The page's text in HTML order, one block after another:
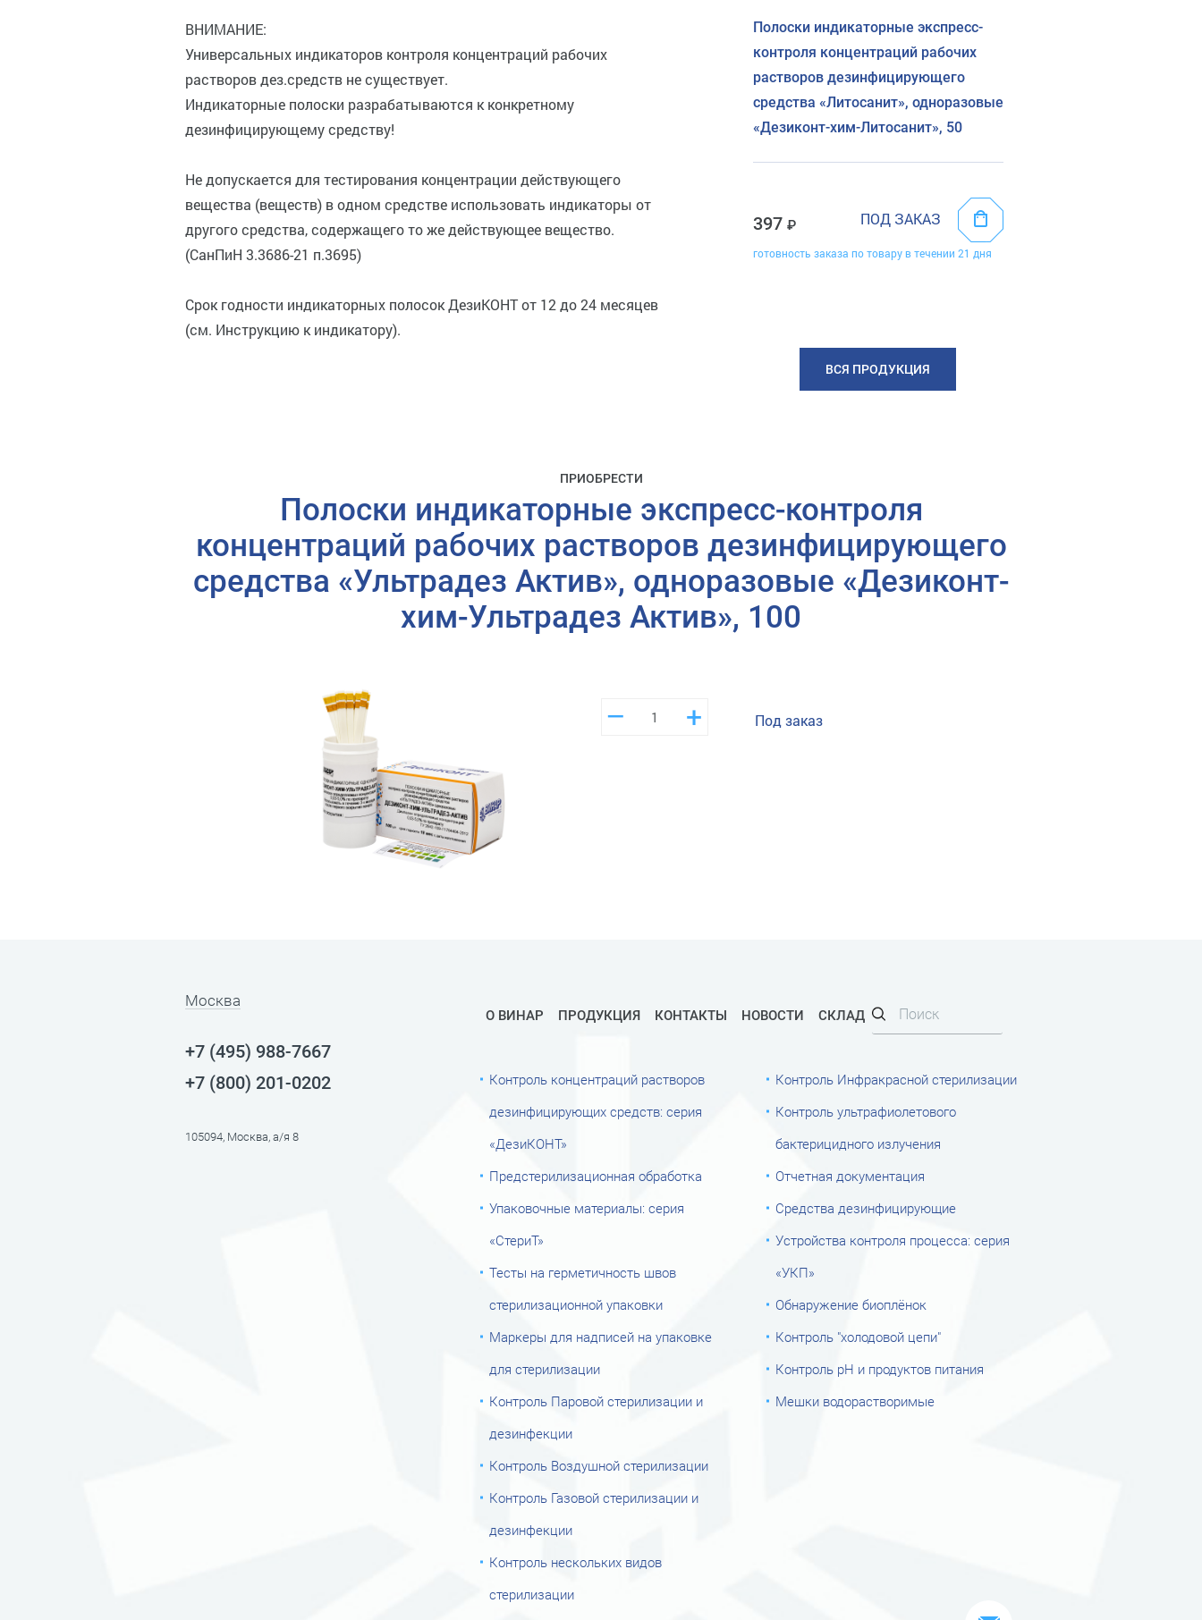
ВНИМАНИЕ:
Универсальных индикаторов контроля концентраций рабочих
растворов дез.средств не существует.
Индикаторные полоски разрабатываются к конкретному
дезинфицирующему средству!
Не допускается для тестирования концентрации действующего
вещества (веществ) в одном средстве использовать индикаторы от
другого средства, содержащего то же действующее вещество.
(СанПиН 3.3686-21 п.3695)
Срок годности индикаторных полосок ДезиКОНТ от 12 до 24 месяцев
(см. Инструкцию к индикатору).
Полоски индикаторные экспресс-
контроля концентраций рабочих
растворов дезинфицирующего
средства «Литосанит», одноразовые
«Дезиконт-хим-Литосанит», 50
397 ПОД ЗАКАЗ
готовность заказа по товару в течении 21 дня
ВСЯ ПРОДУКЦИЯ
ПРИОБРЕСТИ
Полоски индикаторные экспресс-контроля
концентраций рабочих растворов дезинфицирующего
средства «Ультрадез Актив», одноразовые «Дезиконт-
хим-Ультрадез Актив», 100
+
– Под заказ
Москва
+7 (495) 988-7667
+7 (800) 201-0202
105094, Москва, а/я 8
О ВИНАР ПРОДУКЦИЯ КОНТАКТЫ НОВОСТИ СКЛАД
Контроль концентраций растворов
дезинфицирующих средств: серия
«ДезиКОНТ»
Предстерилизационная обработка
Упаковочные материалы: серия
«СтериТ»
Тесты на герметичность швов
стерилизационной упаковки
Маркеры для надписей на упаковке
для стерилизации
Контроль Паровой стерилизации и
дезинфекции
Контроль Воздушной стерилизации
Контроль Газовой стерилизации и
дезинфекции
Контроль нескольких видов
стерилизации
Контроль Инфракрасной стерилизации
Контроль ультрафиолетового
бактерицидного излучения
Отчетная документация
Средства дезинфицирующие
Устройства контроля процесса: серия
«УКП»
Обнаружение биоплёнок
Контроль "холодовой цепи"
Контроль рН и продуктов питания
Мешки водорастворимые